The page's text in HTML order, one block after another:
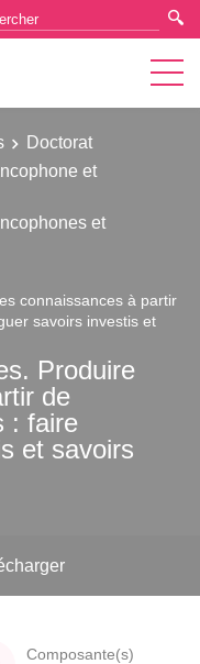
Doctorat
et
et
connaissances à partir
savoirs investis et
Produire
de
: faire
et savoirs
Composante(s)